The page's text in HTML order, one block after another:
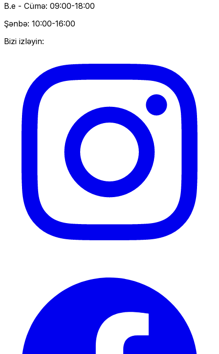
B.e - Cümə: 09:00-18:00
Şənbə: 10:00-16:00
Bizi izləyin: